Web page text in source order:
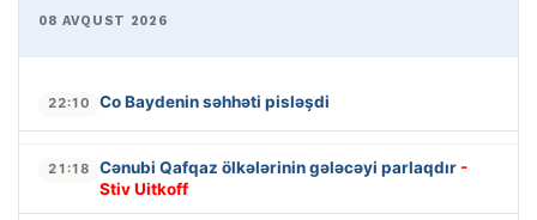
08 AVQUST 2026
22:10 Co Baydenin səhhəti pisləşdi
21:18 Cənubi Qafqaz ölkələrinin gələcəyi parlaqdır -
Stiv Uitkoff